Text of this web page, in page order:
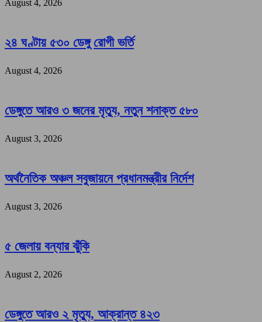
August 4, 2026
২৪ ঘণ্টায় ৫৩০ ডেঙ্গু রোগী ভর্তি
August 4, 2026
ডেঙ্গুতে আরও ৩ জনের মৃত্যু, নতুন শনাক্ত ৫৮০
August 3, 2026
অর্থনৈতিক অঞ্চল সবুজায়নে প্রধানমন্ত্রীর নির্দেশ
August 3, 2026
৫ জেলায় বন্যার ঝুঁকি
August 2, 2026
ডেঙ্গুতে আরও ২ মৃত্যু, আক্রান্ত ৪২৩